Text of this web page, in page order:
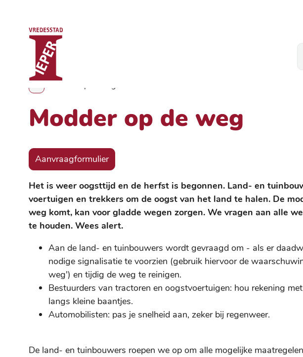
Naar inhoud
Stad Ieper
Toon alle broodkruimel items
Modder op de weg
Modder op de weg
Aanvraagformulier
Het is weer oogsttijd en de herfst is begonnen. Land- en
voertuigen en trekkers om de oogst van het land te halen. De
weg komt, kan voor gladde wegen zorgen. We vragen aan alle
te houden. Wees alert.
Aan de land- en tuinbouwers wordt gevraagd om - als er
nodige signalisatie te voorzien (gebruik hiervoor de
weg') en tijdig de weg te reinigen.
Bestuurders van tractoren en oogstvoertuigen: hou rekening
langs kleine baantjes.
Automobilisten: pas je snelheid aan, zeker bij regenweer.
De land- en tuinbouwers roepen we op om alle mogelijke